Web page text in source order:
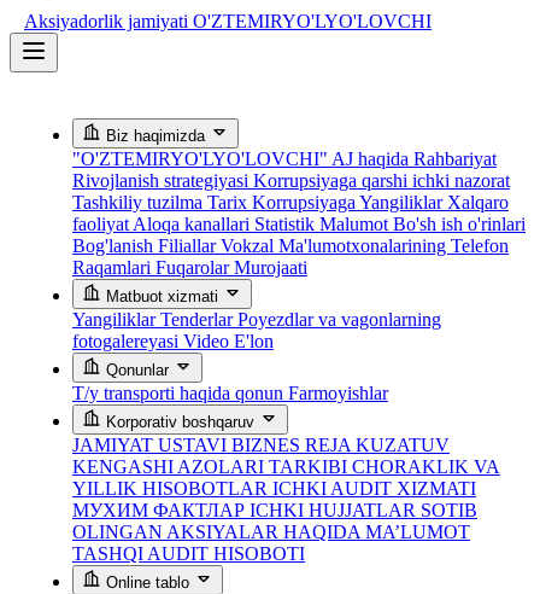
Aksiyadorlik jamiyati O'ZTEMIRYO'LYO'LOVCHI
Biz haqimizda
"O'ZTEMIRYO'LYO'LOVCHI" AJ haqida Rahbariyat
Rivojlanish strategiyasi Korrupsiyaga qarshi ichki nazorat
Tashkiliy tuzilma Tarix Korrupsiyaga Yangiliklar Xalqaro
faoliyat Aloqa kanallari Statistik Malumot Bo'sh ish o'rinlari
Bog'lanish FiliallarVokzal Ma'lumotxonalarining Telefon
Raqamlari Fuqarolar Murojaati
Matbuot xizmati
YangiliklarTenderlarPoyezdlar va vagonlarning
fotogalereyasi Video E'lon
Qonunlar
T/y transporti haqida qonun Farmoyishlar
Korporativ boshqaruv
JAMIYAT USTAVI BIZNES REJA KUZATUV
KENGASHI AZOLARI TARKIBI CHORAKLIK VA
YILLIK HISOBOTLAR ICHKI AUDIT XIZMATI
МУХИМ ФАКТЛАР ICHKI HUJJATLAR SOTIB
OLINGAN AKSIYALAR HAQIDA MA’LUMOT
TASHQI AUDIT HISOBOTI
Online tablo